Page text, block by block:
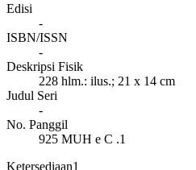
Edisi
-
ISBN/ISSN
-
Deskripsi Fisik
228 hlm.: ilus.; 21 x 14 cm
Judul Seri
-
No. Panggil
925 MUH e C .1
Ketersediaan1